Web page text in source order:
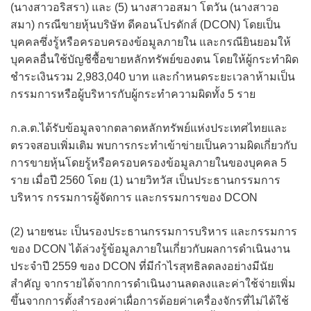
(นางสาวอริสรา) และ (5) นางสาวอสมา โตวัน (นางสาวอ
สมา) กรณีขายหุ้นบริษัท ดีคอนโปรดักส์ (DCON) โดยเป็น
บุคคลซึ่งรู้หรือครอบครองข้อมูลภายใน และกรณียินยอมให้
บุคคลอื่นใช้บัญชีซื้อขายหลักทรัพย์ของตน โดยให้ผู้กระทำผิด
ชำระเงินรวม 2,983,040 บาท และกำหนดระยะเวลาห้ามเป็น
กรรมการหรือผู้บริหารกับผู้กระทำความผิดทั้ง 5 ราย
ก.ล.ต.ได้รับข้อมูลจากตลาดหลักทรัพย์แห่งประเทศไทยและ
ตรวจสอบเพิ่มเติม พบการกระทำเข้าข่ายเป็นความผิดเกี่ยวกับ
การขายหุ้นโดยรู้หรือครอบครองข้อมูลภายในของบุคคล 5
ราย เมื่อปี 2560 โดย (1) นายวิทวัส เป็นประธานกรรมการ
บริหาร กรรมการผู้จัดการ และกรรมการของ DCON
(2) นายชนะ เป็นรองประธานกรรมการบริหาร และกรรมการ
ของ DCON ได้ล่วงรู้ข้อมูลภายในเกี่ยวกับผลการดำเนินงาน
ประจำปี 2559 ของ DCON ที่มีกำไรสุทธิลดลงอย่างมีนัย
สำคัญ จากรายได้จากการดำเนินงานลดลงและค่าใช้จ่ายเพิ่ม
ขึ้นจากการตั้งสำรองค่าเผื่อการด้อยค่าเครื่องจักรที่ไม่ได้ใช้